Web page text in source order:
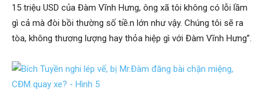
15 triệu USD của Đàm Vĩnh Hưng, ông xã tôi không có lỗi lầm
gì cả mà đòi bồi thường số tiề.n lớn như vậy. Chúng tôi sẽ ra
tòa, không thương lượng hay thỏa hiệp gì với Đàm Vĩnh Hưng”.